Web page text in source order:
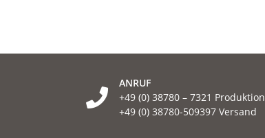
ANRUF
+49 (0) 38780 – 7321 Produktion
+49 (0) 38780-509397 Versand